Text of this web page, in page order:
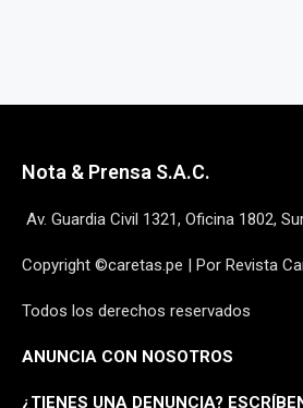
Nota & Prensa S.A.C.
Av. Guardia Civil 1321, Oficina 1802,
Copyright ©caretas.pe | Por Revista
Todos los derechos reservados
ANUNCIA CON NOSOTROS
¿TIENES UNA DENUNCIA?